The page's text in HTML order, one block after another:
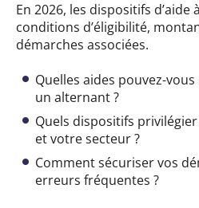
En 2026, les dispositifs d’aide
conditions d’éligibilité,
démarches associées.
Quelles aides pouvez-
un alternant ?
Quels dispositifs
et votre secteur ?
Comment sécuriser vos
erreurs fréquentes ?